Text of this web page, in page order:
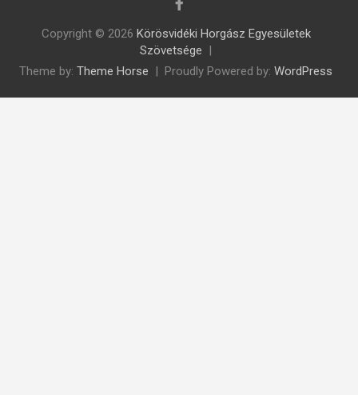
Copyright © 2026 Körösvidéki Horgász Egyesületek
Szövetsége
Theme by: Theme Horse Proudly Powered by: WordPress